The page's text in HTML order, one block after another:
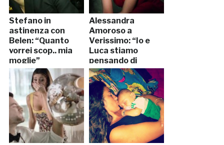
Stefano in
astinenza con
Belen: “Quanto
vorrei scop.. mia
moglie”
Alessandra
Amoroso a
Verissimo: “Io e
Luca stiamo
pensando di
sposarci”